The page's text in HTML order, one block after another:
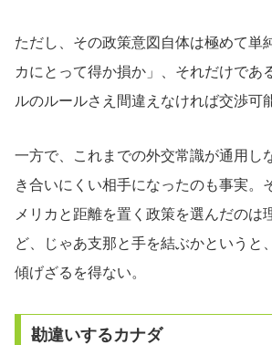
ただし、その政策意図自体は極めて単
カにとって得か損か」、それだけであ
ルのルールさえ間違えなければ交渉可
一方で、これまでの外交常識が通用し
き合いにくい相手になったのも事実。
メリカと距離を置く政策を選んだのは
ど、じゃあ支那と手を結ぶかというと
傾げざるを得ない。
勘違いするカナダ